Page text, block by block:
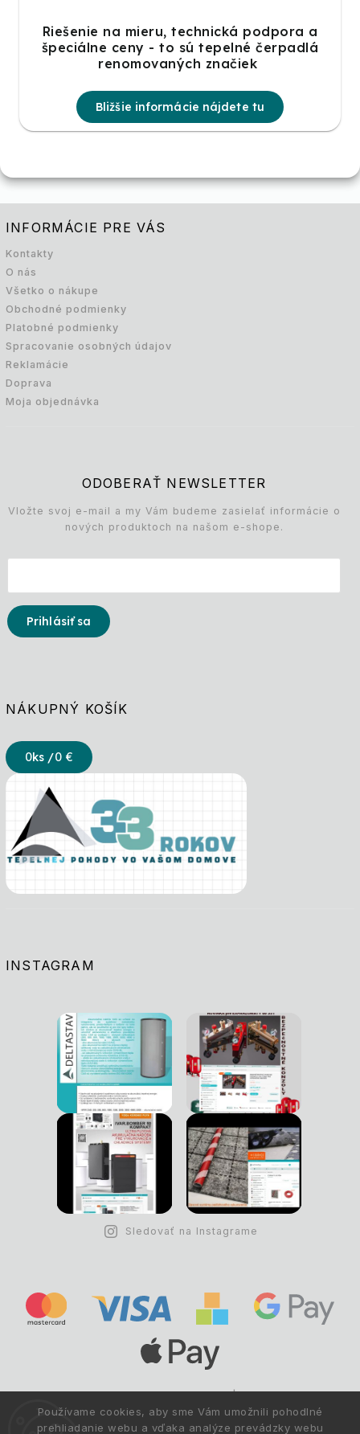
Používame cookies, aby sme Vám umožnili pohodlné
prehliadanie webu a vďaka analýze prevádzky webu
Riešenie na mieru, technická podpora a
špeciálne ceny - to sú tepelné čerpadlá
renomovaných značiek
Bližšie informácie nájdete tu
INFORMÁCIE PRE VÁS
Kontakty
O nás
Všetko o nákupe
Obchodné podmienky
Platobné podmienky
Spracovanie osobných údajov
Reklamácie
Doprava
Moja objednávka
ODOBERAŤ NEWSLETTER
Vložte svoj e-mail a my Vám budeme zasielať informácie o
nových produktoch na našom e-shope.
Prihlásiť sa
NÁKUPNÝ KOŠÍK
0ks /0 €
INSTAGRAM
Sledovať na Instagrame
Všetky práva vyhradené.